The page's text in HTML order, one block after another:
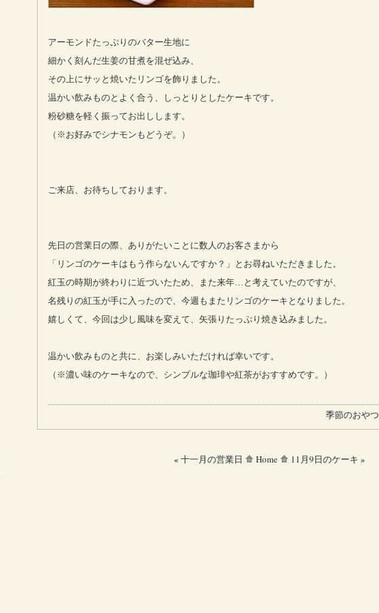
アーモンドたっぷりのバター生地に
細かく刻んだ生姜の甘煮を混ぜ込み、
その上にサッと焼いたリンゴを飾りました。
温かい飲みものとよく合う、しっとりとしたケーキです。
粉砂糖を軽く振ってお出しします。
（※お好みでシナモンもどうぞ。）
ご来店、お待ちしております。
先日の営業日の際、ありがたいことに数人のお客さまから
「リンゴのケーキはもう作らないんですか？」とお尋ねいただきました。
紅玉の時期が終わりに近づいたため、また来年…と考えていたのですが、
名残りの紅玉が手に入ったので、今週もまたリンゴのケーキとなりました。
嬉しくて、今回は少し風味を変えて、矢張りたっぷり焼き込みました。
温かい飲みものと共に、お楽しみいただければ幸いです。
（※濃い味のケーキなので、シンプルな珈琲や紅茶がおすすめです。）
季節のおやつ
« 十一月の営業日 Home 11月9日のケーキ »